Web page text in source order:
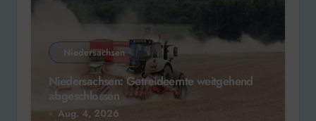
Niedersachsen
Niedersachsen: Getreideernte weitgehend
abgeschlossen
Aug. 4, 2026